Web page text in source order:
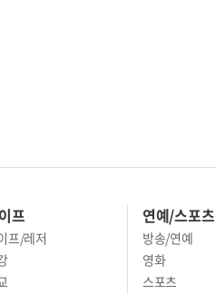
프
프/레저
연예/스포츠
방송/연예
영화
스포츠